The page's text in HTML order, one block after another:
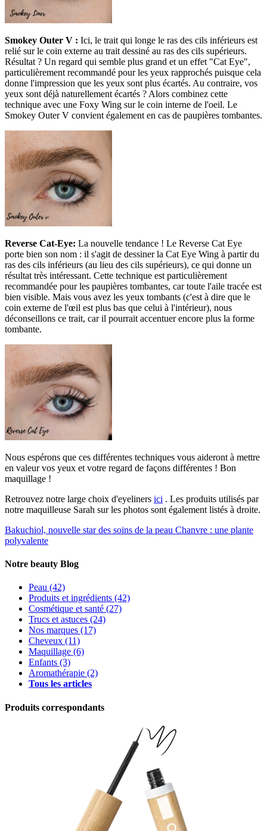
Smokey Outer V : Ici, le trait qui longe le ras des cils inférieurs est
relié sur le coin externe au trait dessiné au ras des cils supérieurs.
Résultat ? Un regard qui semble plus grand et un effet "Cat Eye",
particulièrement recommandé pour les yeux rapprochés puisque cela
donne l'impression que les yeux sont plus écartés. Au contraire, vos
yeux sont déjà naturellement écartés ? Alors combinez cette
technique avec une Foxy Wing sur le coin interne de l'oeil. Le
Smokey Outer V convient également en cas de paupières tombantes.
Reverse Cat-Eye: La nouvelle tendance ! Le Reverse Cat Eye
porte bien son nom : il s'agit de dessiner la Cat Eye Wing à partir du
ras des cils inférieurs (au lieu des cils supérieurs), ce qui donne un
résultat très intéressant. Cette technique est particulièrement
recommandée pour les paupières tombantes, car toute l'aile tracée est
bien visible. Mais vous avez les yeux tombants (c'est à dire que le
coin externe de l'œil est plus bas que celui à l'intérieur), nous
déconseillons ce trait, car il pourrait accentuer encore plus la forme
tombante.
Nous espérons que ces différentes techniques vous aideront à mettre
en valeur vos yeux et votre regard de façons différentes ! Bon
maquillage !
Retrouvez notre large choix d'eyeliners ici . Les produits utilisés par
notre maquilleuse Sarah sur les photos sont également listés à droite.
Bakuchiol, nouvelle star des soins de la peau Chanvre : une plante
polyvalente
Notre beauty Blog
Peau (42)
Produits et ingrédients (42)
Cosmétique et santé (27)
Trucs et astuces (24)
Nos marques (17)
Cheveux (11)
Maquillage (6)
Enfants (3)
Aromathérapie (2)
Tous les articles
Produits correspondants